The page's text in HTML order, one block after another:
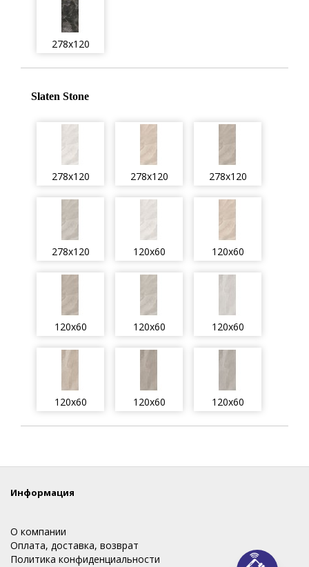
278x120
Slaten Stone
278x120 278x120 278x120
278x120 120x60 120x60
120x60 120x60 120x60
120x60 120x60 120x60
Информация
О компании
Оплата, доставка, возврат
Политика конфиденциальности